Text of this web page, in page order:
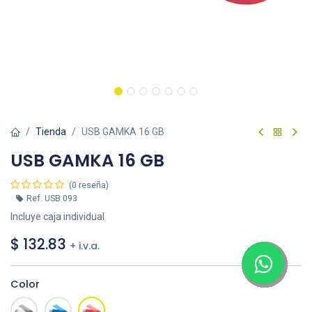
Tienda USB GAMKA 16 GB
USB GAMKA 16 GB
(0 reseña)
Ref. USB 093
Incluye caja individual.
$ 132.83 + i.v.a.
Color